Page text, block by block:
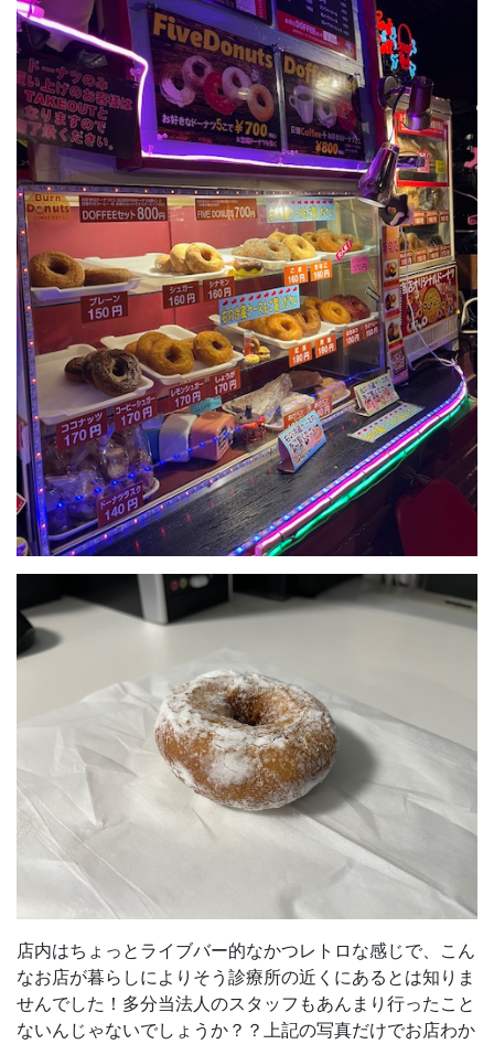
店内はちょっとライブバー的なかつレトロな感じで、こん
なお店が暮らしによりそう診療所の近くにあるとは知りま
せんでした！多分当法人のスタッフもあんまり行ったこと
ないんじゃないでしょうか？？上記の写真だけでお店わか